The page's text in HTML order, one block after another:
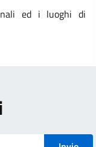
ed i luoghi di